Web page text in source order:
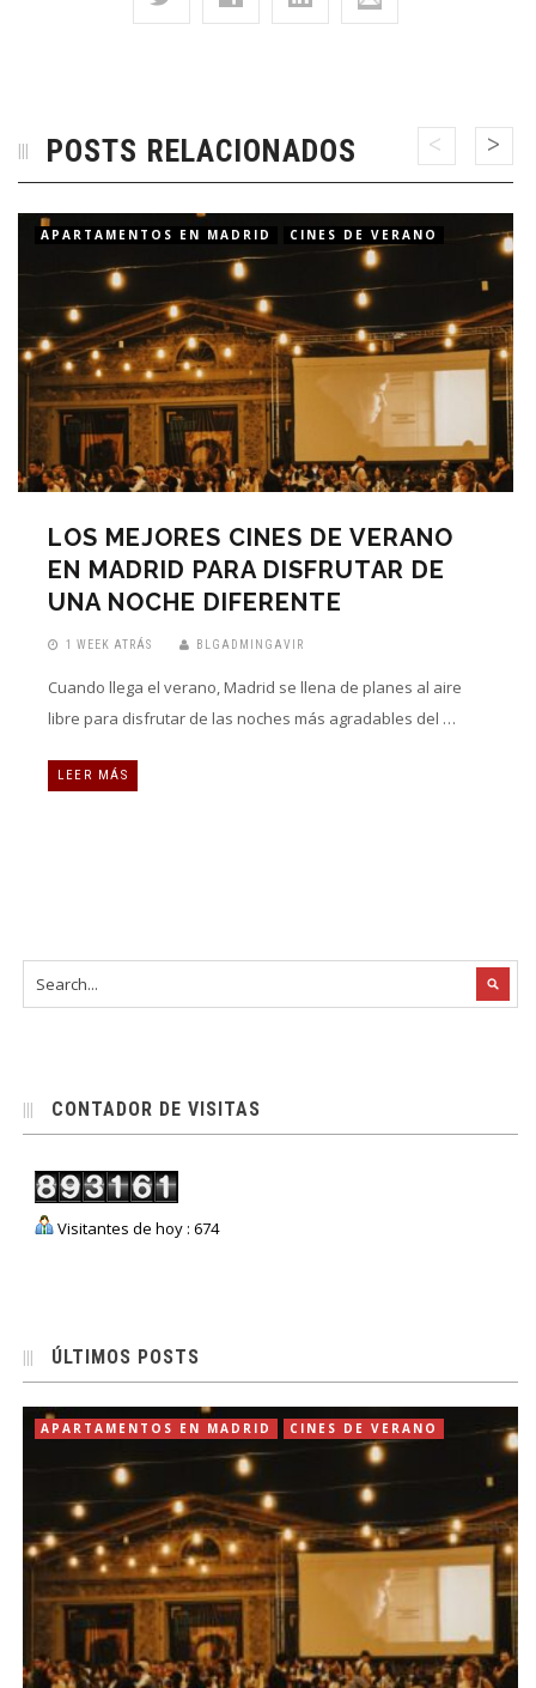
POSTS RELACIONADOS
APARTAMENTOS EN MADRID CINES DE VERANO
LOS MEJORES CINES DE VERANO
EN MADRID PARA DISFRUTAR DE
UNA NOCHE DIFERENTE
1 WEEK ATRÁS BLGADMINGAVIR
Cuando llega el verano, Madrid se llena de planes al aire
libre para disfrutar de las noches más agradables del …
LEER MÁS
CONTADOR DE VISITAS
Visitantes de hoy : 674
ÚLTIMOS POSTS
APARTAMENTOS EN MADRID CINES DE VERANO